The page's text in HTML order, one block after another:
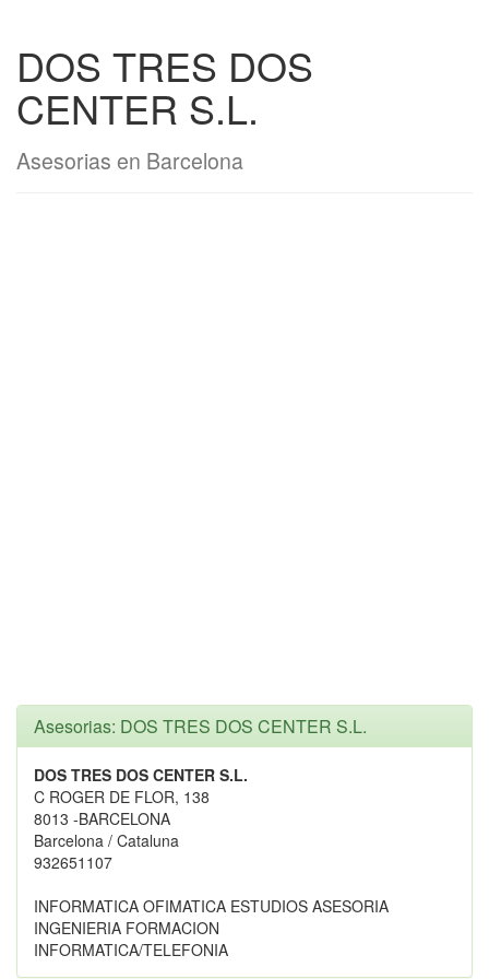
DOS TRES DOS
CENTER S.L.
Asesorias en Barcelona
Asesorias: DOS TRES DOS CENTER S.L.
DOS TRES DOS CENTER S.L.
C ROGER DE FLOR, 138
8013 -BARCELONA
Barcelona / Cataluna
932651107
INFORMATICA OFIMATICA ESTUDIOS ASESORIA
INGENIERIA FORMACION
INFORMATICA/TELEFONIA